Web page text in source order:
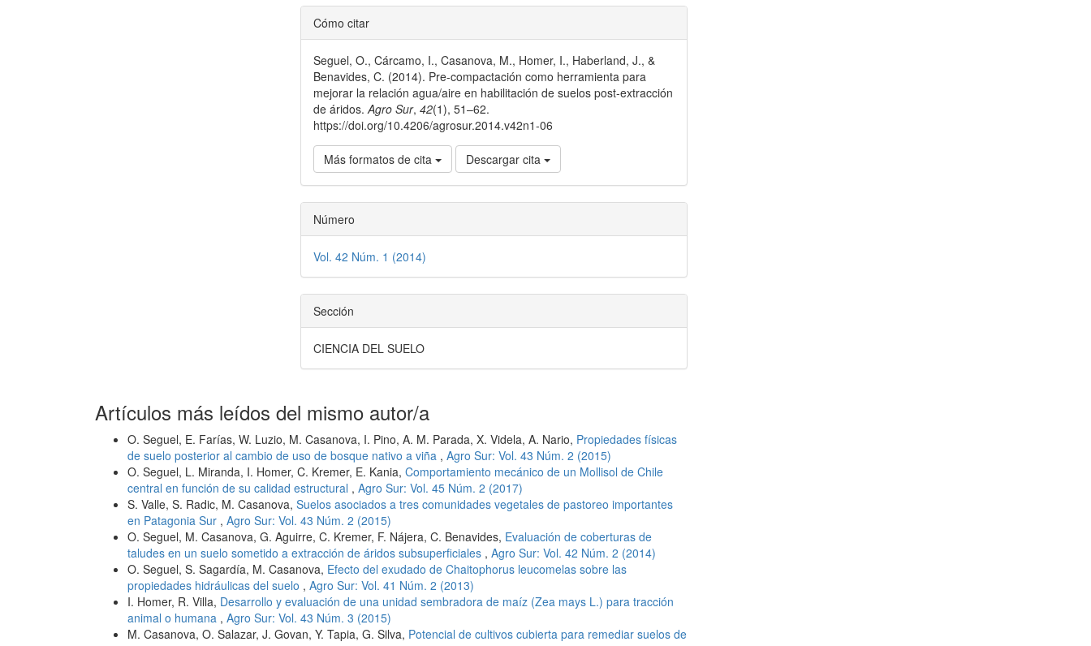
Detalles
del
artículo
Cómo citar
Seguel, O., Cárcamo, I., Casanova, M., Homer, I., Haberland, J., &
Benavides, C. (2014). Pre-compactación como herramienta para
mejorar la relación agua/aire en habilitación de suelos post-extracción
de áridos.Agro Sur,42(1), 51–62.
https://doi.org/10.4206/agrosur.2014.v42n1-06
Más formatos de cita Descargar cita
Número
Vol. 42 Núm. 1 (2014)
Sección
CIENCIA DEL SUELO
Artículos más leídos del mismo autor/a
O. Seguel, E. Farías, W. Luzio, M. Casanova, I. Pino, A. M. Parada, X. Videla, A. Nario, Propiedades físicas
de suelo posterior al cambio de uso de bosque nativo a viña , Agro Sur: Vol. 43 Núm. 2 (2015)
O. Seguel, L. Miranda, I. Homer, C. Kremer, E. Kania, Comportamiento mecánico de un Mollisol de Chile
central en función de su calidad estructural , Agro Sur: Vol. 45 Núm. 2 (2017)
S. Valle, S. Radic, M. Casanova, Suelos asociados a tres comunidades vegetales de pastoreo importantes
en Patagonia Sur , Agro Sur: Vol. 43 Núm. 2 (2015)
O. Seguel, M. Casanova, G. Aguirre, C. Kremer, F. Nájera, C. Benavides, Evaluación de coberturas de
taludes en un suelo sometido a extracción de áridos subsuperficiales , Agro Sur: Vol. 42 Núm. 2 (2014)
O. Seguel, S. Sagardía, M. Casanova, Efecto del exudado de Chaitophorus leucomelas sobre las
propiedades hidráulicas del suelo , Agro Sur: Vol. 41 Núm. 2 (2013)
I. Homer, R. Villa, Desarrollo y evaluación de una unidad sembradora de maíz (Zea mays L.) para tracción
animal o humana , Agro Sur: Vol. 43 Núm. 3 (2015)
M. Casanova, O. Salazar, J. Govan, Y. Tapia, G. Silva, Potencial de cultivos cubierta para remediar suelos de